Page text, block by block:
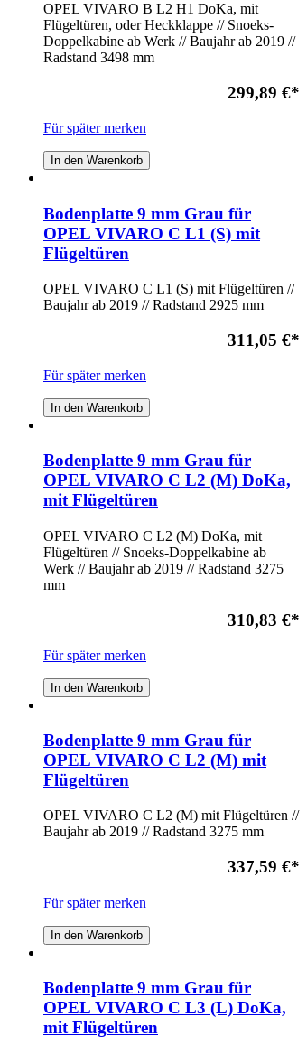
OPEL VIVARO B L2 H1 DoKa, mit
Flügeltüren, oder Heckklappe // Snoeks-
Doppelkabine ab Werk // Baujahr ab 2019 //
Radstand 3498 mm
299,89 €*
Für später merken
In den Warenkorb
Bodenplatte 9 mm Grau für
OPEL VIVARO C L1 (S) mit
Flügeltüren
OPEL VIVARO C L1 (S) mit Flügeltüren //
Baujahr ab 2019 // Radstand 2925 mm
311,05 €*
Für später merken
In den Warenkorb
Bodenplatte 9 mm Grau für
OPEL VIVARO C L2 (M) DoKa,
mit Flügeltüren
OPEL VIVARO C L2 (M) DoKa, mit
Flügeltüren // Snoeks-Doppelkabine ab
Werk // Baujahr ab 2019 // Radstand 3275
mm
310,83 €*
Für später merken
In den Warenkorb
Bodenplatte 9 mm Grau für
OPEL VIVARO C L2 (M) mit
Flügeltüren
OPEL VIVARO C L2 (M) mit Flügeltüren //
Baujahr ab 2019 // Radstand 3275 mm
337,59 €*
Für später merken
In den Warenkorb
Bodenplatte 9 mm Grau für
OPEL VIVARO C L3 (L) DoKa,
mit Flügeltüren